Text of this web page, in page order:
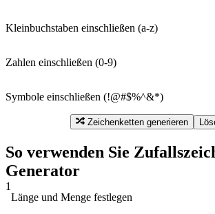
Kleinbuchstaben einschließen (a-z)
Zahlen einschließen (0-9)
Symbole einschließen (!@#$%^&*)
Zeichenketten generieren
So verwenden Sie
Generator
1
Länge und Menge festlegen